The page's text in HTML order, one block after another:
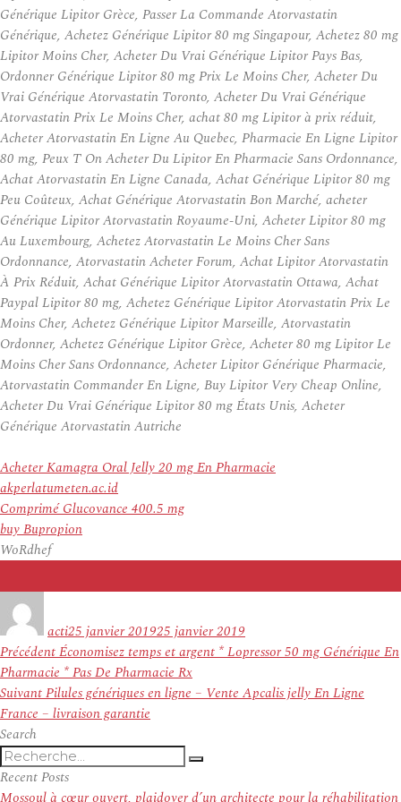
Générique Lipitor Grèce, Passer La Commande Atorvastatin
Générique, Achetez Générique Lipitor 80 mg Singapour, Achetez 80 mg
Lipitor Moins Cher, Acheter Du Vrai Générique Lipitor Pays Bas,
Ordonner Générique Lipitor 80 mg Prix Le Moins Cher, Acheter Du
Vrai Générique Atorvastatin Toronto, Acheter Du Vrai Générique
Atorvastatin Prix Le Moins Cher, achat 80 mg Lipitor à prix réduit,
Acheter Atorvastatin En Ligne Au Quebec, Pharmacie En Ligne Lipitor
80 mg, Peux T On Acheter Du Lipitor En Pharmacie Sans Ordonnance,
Achat Atorvastatin En Ligne Canada, Achat Générique Lipitor 80 mg
Peu Coûteux, Achat Générique Atorvastatin Bon Marché, acheter
Générique Lipitor Atorvastatin Royaume-Uni, Acheter Lipitor 80 mg
Au Luxembourg, Achetez Atorvastatin Le Moins Cher Sans
Ordonnance, Atorvastatin Acheter Forum, Achat Lipitor Atorvastatin
À Prix Réduit, Achat Générique Lipitor Atorvastatin Ottawa, Achat
Paypal Lipitor 80 mg, Achetez Générique Lipitor Atorvastatin Prix Le
Moins Cher, Achetez Générique Lipitor Marseille, Atorvastatin
Ordonner, Achetez Générique Lipitor Grèce, Acheter 80 mg Lipitor Le
Moins Cher Sans Ordonnance, Acheter Lipitor Générique Pharmacie,
Atorvastatin Commander En Ligne, Buy Lipitor Very Cheap Online,
Acheter Du Vrai Générique Lipitor 80 mg États Unis, Acheter
Générique Atorvastatin Autriche
Acheter Kamagra Oral Jelly 20 mg En Pharmacie
akperlatumeten.ac.id
Comprimé Glucovance 400.5 mg
buy Bupropion
WoRdhef
actile
25 janvier 201925 janvier 2019
Navigation
de
l’article
PrécédentArticle
précédent :
Économisez temps et argent * Lopressor 50 mg Générique En
Pharmacie * Pas De Pharmacie Rx
SuivantArticle
suivant :
Pilules génériques en ligne – Vente Apcalis jelly En Ligne
France – livraison garantie
Search
Recherche
pour
:
Recherche
Recent Posts
Mossoul à cœur ouvert, plaidoyer d’un architecte pour la réhabilitation